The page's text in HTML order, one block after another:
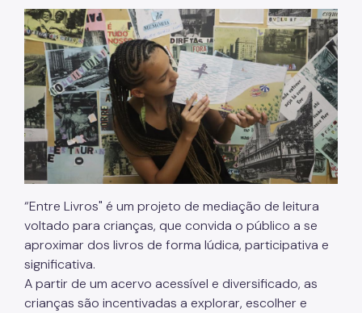
“Entre Livros" é um projeto de mediação de leitura
voltado para crianças, que convida o público a se
aproximar dos livros de forma lúdica, participativa e
significativa.
A partir de um acervo acessível e diversificado, as
crianças são incentivadas a explorar, escolher e